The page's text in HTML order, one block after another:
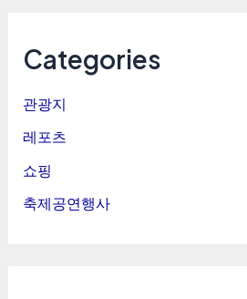
Categories
관광지
레포츠
쇼핑
축제공연행사